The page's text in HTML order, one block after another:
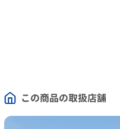
この商品の取扱店舗